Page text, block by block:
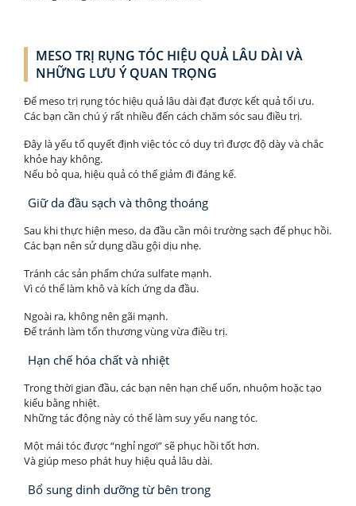
MESO TRỊ RỤNG TÓC HIỆU QUẢ LÂU DÀI VÀ
NHỮNG LƯU Ý QUAN TRỌNG
Để meso trị rụng tóc hiệu quả lâu dài đạt được kết quả tối ưu.
Các bạn cần chú ý rất nhiều đến cách chăm sóc sau điều trị.
Đây là yếu tố quyết định việc tóc có duy trì được độ dày và chắc
khỏe hay không.
Nếu bỏ qua, hiệu quả có thể giảm đi đáng kể.
Giữ da đầu sạch và thông thoáng
Sau khi thực hiện meso, da đầu cần môi trường sạch để phục hồi.
Các bạn nên sử dụng dầu gội dịu nhẹ.
Tránh các sản phẩm chứa sulfate mạnh.
Vì có thể làm khô và kích ứng da đầu.
Ngoài ra, không nên gãi mạnh.
Để tránh làm tổn thương vùng vừa điều trị.
Hạn chế hóa chất và nhiệt
Trong thời gian đầu, các bạn nên hạn chế uốn, nhuộm hoặc tạo
kiểu bằng nhiệt.
Những tác động này có thể làm suy yếu nang tóc.
Một mái tóc được “nghỉ ngơi” sẽ phục hồi tốt hơn.
Và giúp meso phát huy hiệu quả lâu dài.
Bổ sung dinh dưỡng từ bên trong